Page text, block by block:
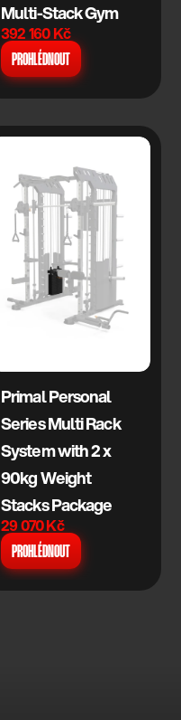
Multi-Stack Gym
392 160 Kč
PROHLÉDNOUT
Primal Personal
Series Multi Rack
System with 2 x
90kg Weight
Stacks Package
29 070 Kč
PROHLÉDNOUT